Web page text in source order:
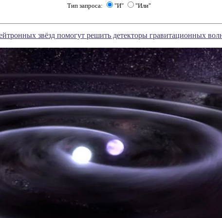
Тип запроса: "И" "Или"
звёзд помогут решить детекторы гравитационных